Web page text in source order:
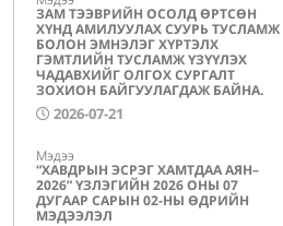
ЗАМ ТЭЭВРИЙН ОСОЛД ӨРТСӨН
ХҮНД АМИЛУУЛАХ СУУРЬ ТУСЛАМЖ
БОЛОН ЭМНЭЛЭГ ХҮРТЭЛХ
ГЭМТЛИЙН ТУСЛАМЖ ҮЗҮҮЛЭХ
ЧАДАВХИЙГ ОЛГОХ СУРГАЛТ
ЗОХИОН БАЙГУУЛАГДАЖ БАЙНА.
2026-07-21
Мэдээ
“ХАВДРЫН ЭСРЭГ ХАМТДАА АЯН–
2026” ҮЗЛЭГИЙН 2026 ОНЫ 07
ДУГААР САРЫН 02-НЫ ӨДРИЙН
МЭДЭЭЛЭЛ